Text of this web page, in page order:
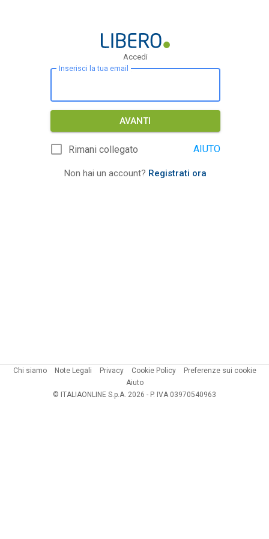
Accedi
Inserisci la tua email
AVANTI
Rimani collegato AIUTO
Non hai un account? Registrati ora
Chi siamo Note Legali Privacy Cookie Policy
Preferenze sui cookie
Aiuto
© ITALIAONLINE S.p.A. 2026 - P. IVA 03970540963